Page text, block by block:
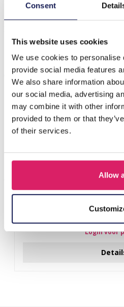
Consent
This website uses cookies
We use cookies to personalise
provide social media features
We also share information
our social media, advertising
may combine it with other
provided to them or that
of their services.
Allow
Beschrijving
Anderen kochten ook
X-G4.1 SCARF1107-002-5
Login voor